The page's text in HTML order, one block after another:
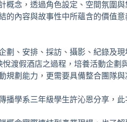
概念，透過角色設定、空間氛圍
的內容與故事性中所蘊含的價值
劃、安排、採訪、攝影、紀錄
渡假酒店之過程，培養活動企
劃能力，更需要具備整合團隊與
播學系三年級學生許沁恩分享，